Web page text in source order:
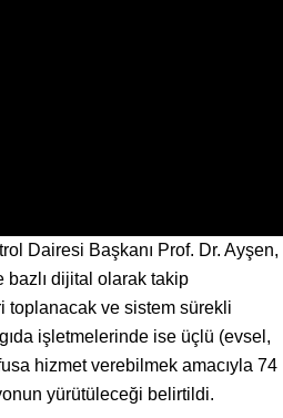
Dairesi Başkanı Prof. Dr. Ayşen,
bazlı dijital olarak takip
toplanacak ve sistem sürekli
işletmelerinde ise üçlü (evsel,
hizmet verebilmek amacıyla 74
yürütüleceği belirtildi.